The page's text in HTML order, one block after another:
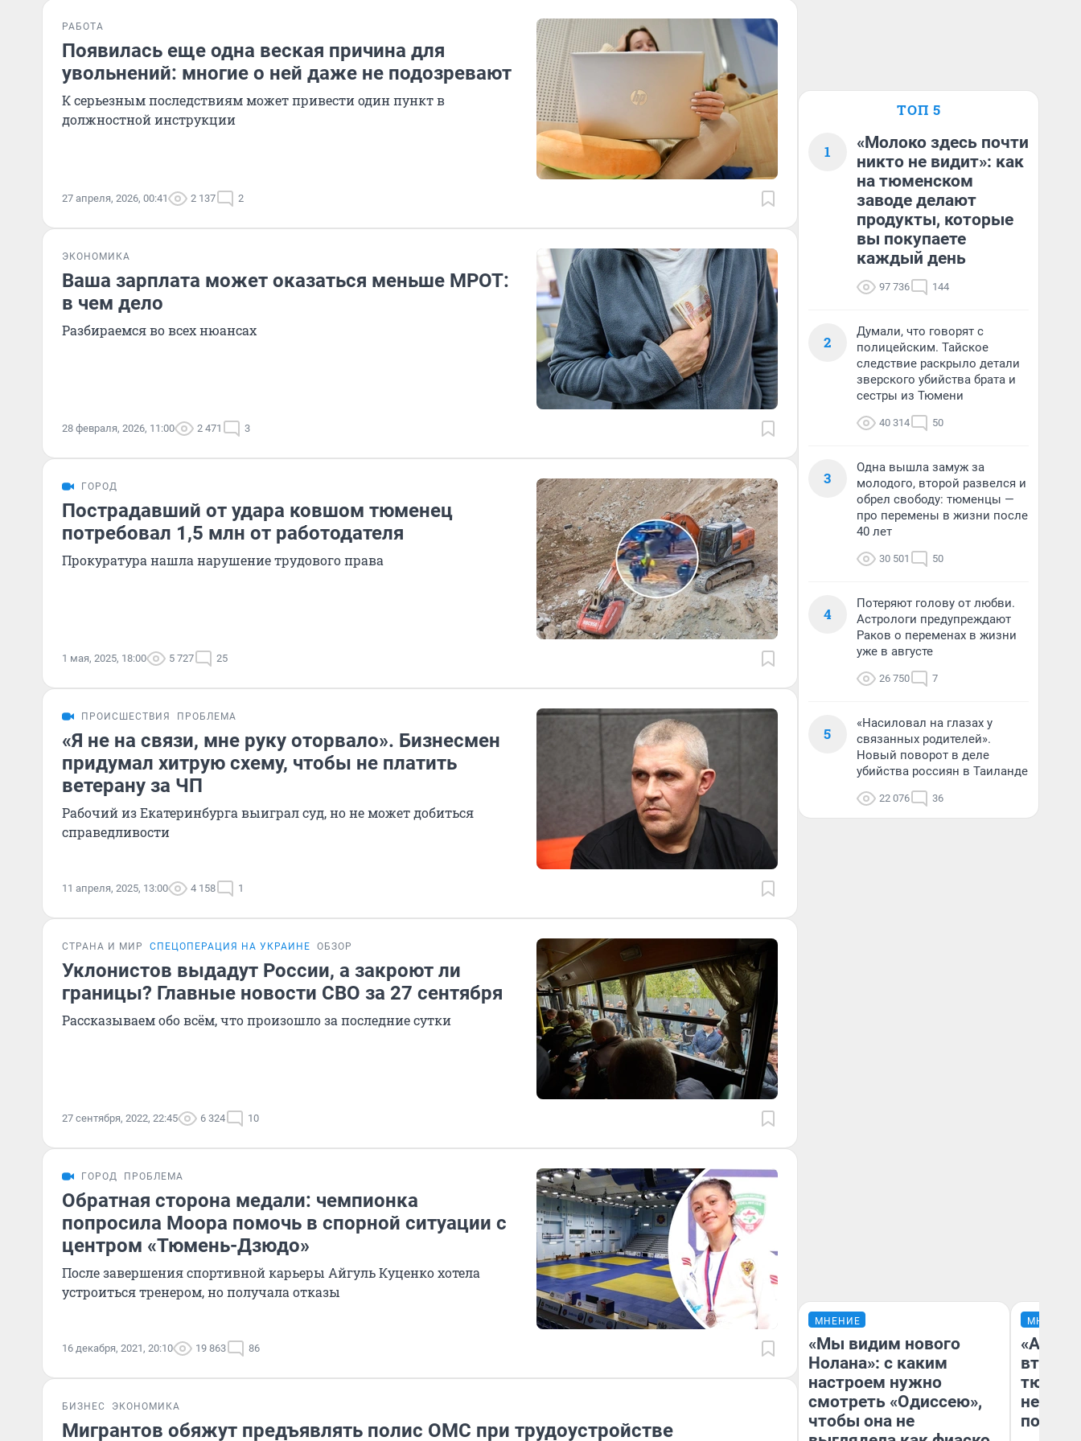
РАБОТА
Появилась еще одна веская причина для
увольнений: многие о ней даже не подозревают
К серьезным последствиям может привести один пункт в
должностной инструкции
27 апреля, 2026, 00:41 2 137 2
ЭКОНОМИКА
Ваша зарплата может оказаться меньше МРОТ:
в чем дело
Разбираемся во всех нюансах
28 февраля, 2026, 11:00 2 471 3
ГОРОД
Пострадавший от удара ковшом тюменец
потребовал 1,5 млн от работодателя
Прокуратура нашла нарушение трудового права
1 мая, 2025, 18:00 5 727 25
ПРОИСШЕСТВИЯ ПРОБЛЕМА
«Я не на связи, мне руку оторвало». Бизнесмен
придумал хитрую схему, чтобы не платить
ветерану за ЧП
Рабочий из Екатеринбурга выиграл суд, но не может добиться
справедливости
11 апреля, 2025, 13:00 4 158 1
СТРАНА И МИР СПЕЦОПЕРАЦИЯ НА УКРАИНЕ ОБЗОР
Уклонистов выдадут России, а закроют ли
границы? Главные новости СВО за 27 сентября
Рассказываем обо всём, что произошло за последние сутки
27 сентября, 2022, 22:45 6 324 10
ГОРОД ПРОБЛЕМА
Обратная сторона медали: чемпионка
попросила Моора помочь в спорной ситуации с
центром «Тюмень-Дзюдо»
После завершения спортивной карьеры Айгуль Куценко хотела
устроиться тренером, но получала отказы
16 декабря, 2021, 20:10 19 863 86
БИЗНЕС ЭКОНОМИКА
Мигрантов обяжут предъявлять полис ОМС при трудоустройстве
ТОП 5
1
«Молоко здесь почти
никто не видит»: как
на тюменском
заводе делают
продукты, которые
вы покупаете
каждый день
97 736 144
2
Думали, что говорят с
полицейским. Тайское
следствие раскрыло детали
зверского убийства брата и
сестры из Тюмени
40 314 50
3
Одна вышла замуж за
молодого, второй развелся и
обрел свободу: тюменцы —
про перемены в жизни после
40 лет
30 501 50
4
Потеряют голову от любви.
Астрологи предупреждают
Раков о переменах в жизни
уже в августе
26 750 7
5
«Насиловал на глазах у
связанных родителей».
Новый поворот в деле
убийства россиян в Таиланде
22 076 36
МНЕНИЕ
«Мы видим нового
Нолана»: с каким
настроем нужно
смотреть «Одиссею»,
чтобы она не
МНЕНИЕ